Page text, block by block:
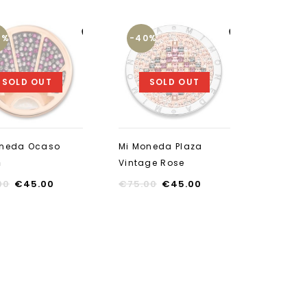
SOLD OUT
Ocaso
€45.00
SOLD OUT
-40%
Mi Moneda Plaza
Vintage Rose
€75.00 €45.00